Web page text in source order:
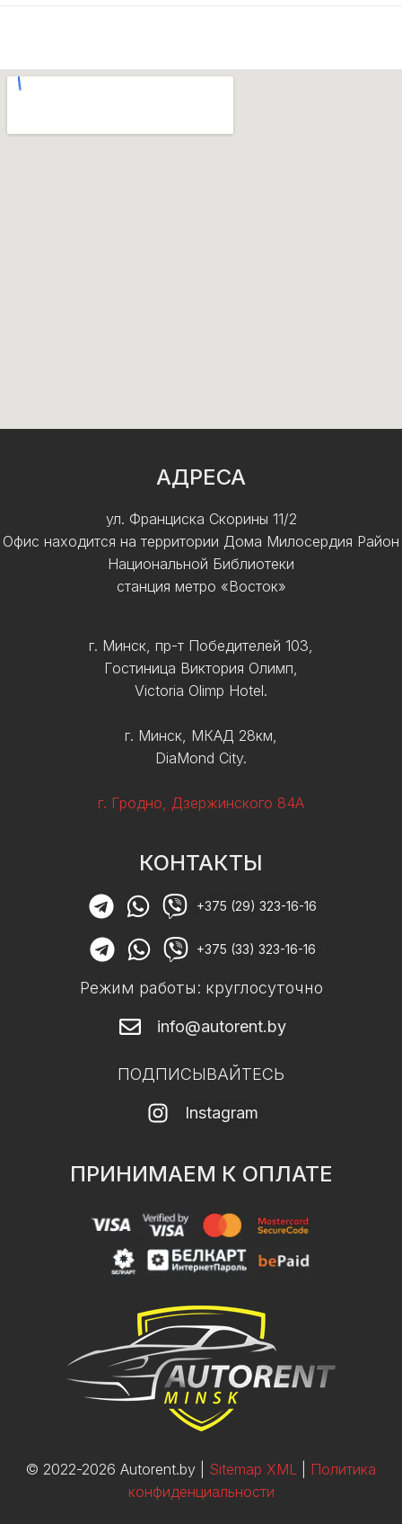
АДРЕСА
ул. Франциска Скорины 11/2
Офис находится на территории Дома Милосердия Район
Национальной Библиотеки
станция метро «Восток»
г. Минск, пр-т Победителей 103,
Гостиница Виктория Олимп,
Victoria Olimp Hotel.
г. Минск, МКАД 28км,
DiaMond City.
г. Гродно, Дзержинского 84А
КОНТАКТЫ
+375 (29) 323-16-16
+375 (33) 323-16-16
Режим работы: круглосуточно
info@autorent.by
ПОДПИСЫВАЙТЕСЬ
Instagram
ПРИНИМАЕМ К ОПЛАТЕ
© 2022-2026 Autorent.by | Sitemap XML
Политика
конфиденциальности